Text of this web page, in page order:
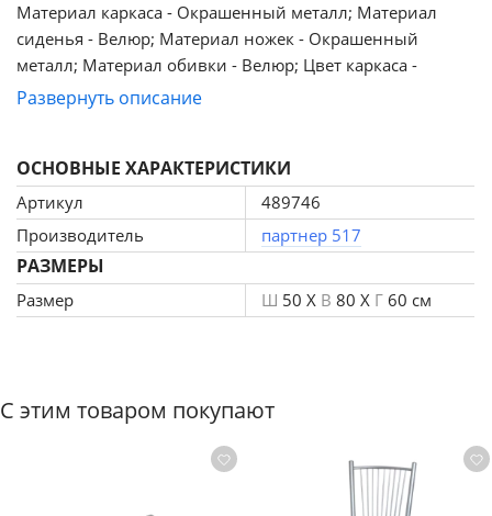
Материал каркаса - Окрашенный металл; Материал
сиденья - Велюр; Материал ножек - Окрашенный
металл; Материал обивки - Велюр; Цвет каркаса -
Белый; Цвет ножек - Белый; Ширина - 50; Глубина - 60;
Развернуть описание
ОСНОВНЫЕ ХАРАКТЕРИСТИКИ
Артикул
489746
Производитель
партнер 517
РАЗМЕРЫ
Размер Ш 50 X В 80 X Г 60 см
С этим товаром покупают